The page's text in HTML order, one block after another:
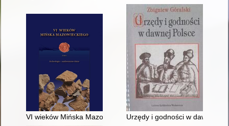
VI wieków Mińska Mazowieckiego. T. 1,Urzędy i godności w dawnej